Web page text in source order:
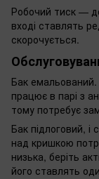
Робочий тиск —
вході ставлять
скорочується.
Бак
працює в парі з
тому потребує
Бак підлоговий,
над кришкою
низька, беріть
його ставлять